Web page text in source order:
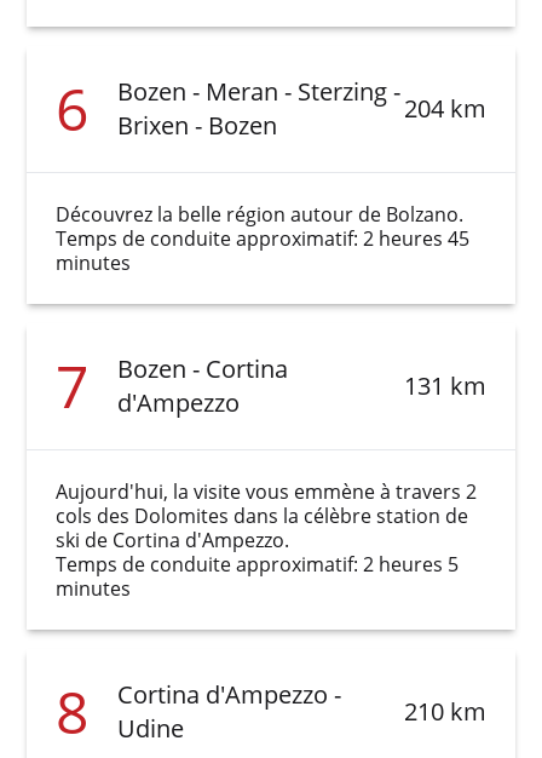
6
Bozen - Meran - Sterzing -
Brixen - Bozen
204 km
Découvrez la belle région autour de Bolzano.
Temps de conduite approximatif: 2 heures 45
minutes
7
Bozen - Cortina
d'Ampezzo
131 km
Aujourd'hui, la visite vous emmène à travers 2
cols des Dolomites dans la célèbre station de
ski de Cortina d'Ampezzo.
Temps de conduite approximatif: 2 heures 5
minutes
8
Cortina d'Ampezzo -
Udine
210 km